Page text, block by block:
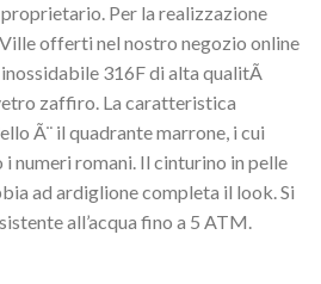
Per la realizzazione
offerti nel nostro negozio online
316F di alta qualitÃ
zaffiro. La caratteristica
Ã¨ il quadrante marrone, i cui
numeri romani. Il cinturino in pelle
ad ardiglione completa il look. Si
all’acqua fino a 5 ATM.